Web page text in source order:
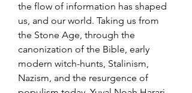
the flow of information has shaped
us, and our world. Taking us from
the Stone Age, through the
canonization of the Bible, early
modern witch-hunts, Stalinism,
Nazism, and the resurgence of